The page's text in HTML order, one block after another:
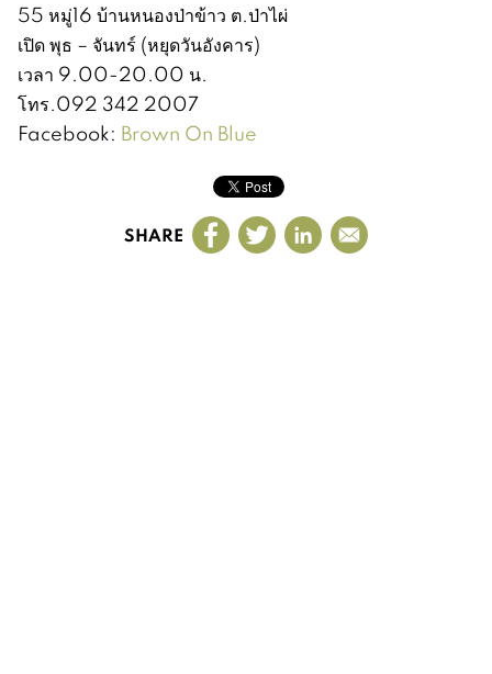
55 หมู่16 บ้านหนองป่าข้าว ต.ป่าไผ่
เปิด พุธ – จันทร์ (หยุดวันอังคาร)
เวลา 9.00-20.00 น.
โทร.092 342 2007
Facebook: Brown On Blue
SHARE